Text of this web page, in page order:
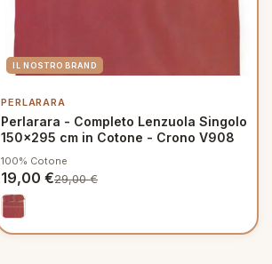
PERLARARA
Perlarara - Completo Lenzuola Singolo
150x295 cm in Cotone - Crono V908
100% Cotone
19,00 €29,00€